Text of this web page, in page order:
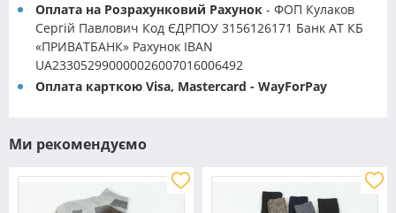
Оплата на Розрахунковий Рахунок - ФОП Кулаков
Сергій Павлович Код ЄДРПОУ 3156126171 Банк АТ КБ
«ПРИВАТБАНК» Рахунок IBAN
UA233052990000026007016006492
Оплата карткою Visa, Mastercard - WayForPay
Ми рекомендуємо